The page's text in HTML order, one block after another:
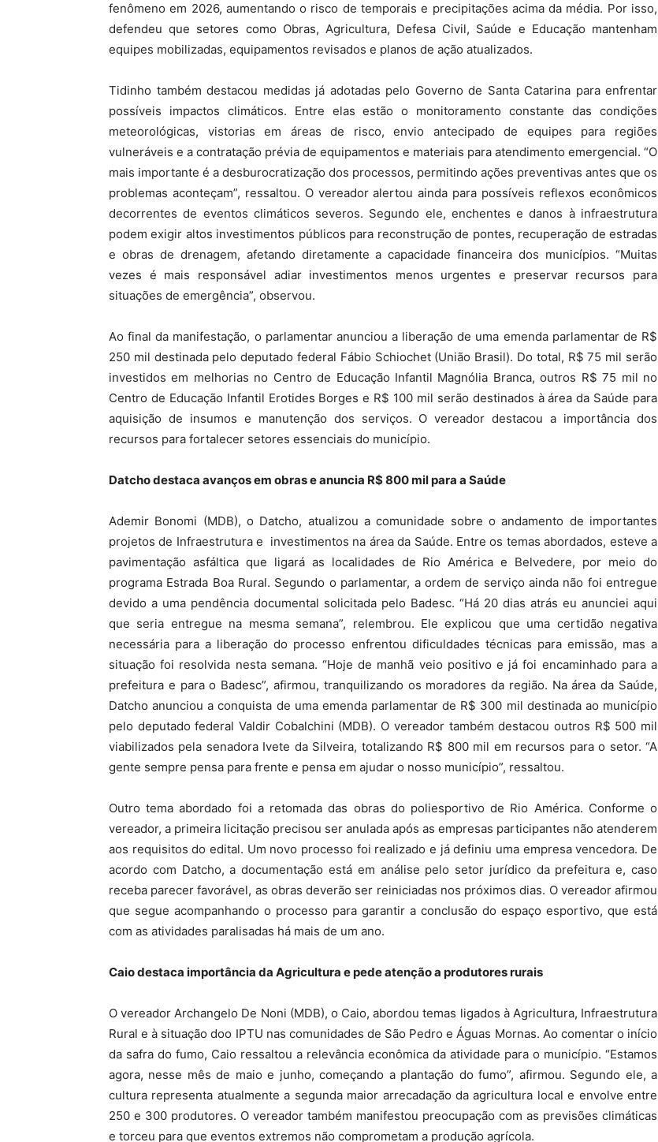
fenômeno em 2026, aumentando o risco de temporais e precipitações acima da média. Por isso,
defendeu que setores como Obras, Agricultura, Defesa Civil, Saúde e Educação mantenham
equipes mobilizadas, equipamentos revisados e planos de ação atualizados.
Tidinho também destacou medidas já adotadas pelo Governo de Santa Catarina para enfrentar
possíveis impactos climáticos. Entre elas estão o monitoramento constante das condições
meteorológicas, vistorias em áreas de risco, envio antecipado de equipes para regiões
vulneráveis e a contratação prévia de equipamentos e materiais para atendimento emergencial. “O
mais importante é a desburocratização dos processos, permitindo ações preventivas antes que os
problemas aconteçam”, ressaltou. O vereador alertou ainda para possíveis reflexos econômicos
decorrentes de eventos climáticos severos. Segundo ele, enchentes e danos à infraestrutura
podem exigir altos investimentos públicos para reconstrução de pontes, recuperação de estradas
e obras de drenagem, afetando diretamente a capacidade financeira dos municípios. “Muitas
vezes é mais responsável adiar investimentos menos urgentes e preservar recursos para
situações de emergência”, observou.
Ao final da manifestação, o parlamentar anunciou a liberação de uma emenda parlamentar de R$
250 mil destinada pelo deputado federal Fábio Schiochet (União Brasil). Do total, R$ 75 mil serão
investidos em melhorias no Centro de Educação Infantil Magnólia Branca, outros R$ 75 mil no
Centro de Educação Infantil Erotides Borges e R$ 100 mil serão destinados à área da Saúde para
aquisição de insumos e manutenção dos serviços. O vereador destacou a importância dos
recursos para fortalecer setores essenciais do município.
Datcho destaca avanços em obras e anuncia R$ 800 mil para a Saúde
Ademir Bonomi (MDB), o Datcho, atualizou a comunidade sobre o andamento de importantes
projetos de Infraestrutura e investimentos na área da Saúde. Entre os temas abordados, esteve a
pavimentação asfáltica que ligará as localidades de Rio América e Belvedere, por meio do
programa Estrada Boa Rural. Segundo o parlamentar, a ordem de serviço ainda não foi entregue
devido a uma pendência documental solicitada pelo Badesc. “Há 20 dias atrás eu anunciei aqui
que seria entregue na mesma semana”, relembrou. Ele explicou que uma certidão negativa
necessária para a liberação do processo enfrentou dificuldades técnicas para emissão, mas a
situação foi resolvida nesta semana. “Hoje de manhã veio positivo e já foi encaminhado para a
prefeitura e para o Badesc”, afirmou, tranquilizando os moradores da região. Na área da Saúde,
Datcho anunciou a conquista de uma emenda parlamentar de R$ 300 mil destinada ao município
pelo deputado federal Valdir Cobalchini (MDB). O vereador também destacou outros R$ 500 mil
viabilizados pela senadora Ivete da Silveira, totalizando R$ 800 mil em recursos para o setor. “A
gente sempre pensa para frente e pensa em ajudar o nosso município”, ressaltou.
Outro tema abordado foi a retomada das obras do poliesportivo de Rio América. Conforme o
vereador, a primeira licitação precisou ser anulada após as empresas participantes não atenderem
aos requisitos do edital. Um novo processo foi realizado e já definiu uma empresa vencedora. De
acordo com Datcho, a documentação está em análise pelo setor jurídico da prefeitura e, caso
receba parecer favorável, as obras deverão ser reiniciadas nos próximos dias. O vereador afirmou
que segue acompanhando o processo para garantir a conclusão do espaço esportivo, que está
com as atividades paralisadas há mais de um ano.
Caio destaca importância da Agricultura e pede atenção a produtores rurais
O vereador Archangelo De Noni (MDB), o Caio, abordou temas ligados à Agricultura, Infraestrutura
Rural e à situação doo IPTU nas comunidades de São Pedro e Águas Mornas. Ao comentar o início
da safra do fumo, Caio ressaltou a relevância econômica da atividade para o município. “Estamos
agora, nesse mês de maio e junho, começando a plantação do fumo”, afirmou. Segundo ele, a
cultura representa atualmente a segunda maior arrecadação da agricultura local e envolve entre
250 e 300 produtores. O vereador também manifestou preocupação com as previsões climáticas
e torceu para que eventos extremos não comprometam a produção agrícola.